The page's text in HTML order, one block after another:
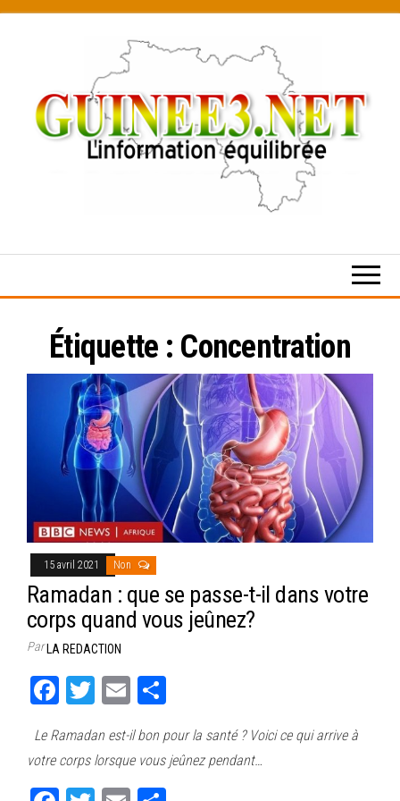
content
Étiquette : Concentration
15 avril 2021 Non
Ramadan : que se passe-t-il dans votre
corps quand vous jeûnez?
ParLA REDACTION
Fa
bo
ok
T
tt
er
E
ail ag
er
Le Ramadan est-il bon pour la santé ? Voici ce qui arrive à
votre corps lorsque vous jeûnez pendant…